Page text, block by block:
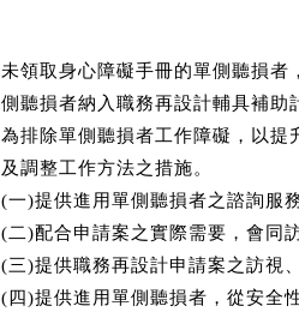
未領取身心障礙手冊的單側聽損
側聽損者納入職務再設計輔具補助
為排除單側聽損者工作障礙，以提
及調整工作方法之措施。
(一)提供進用單側聽損者之諮詢服務
(二)配合申請案之實際需要，會同
(三)提供職務再設計申請案之訪視
(四)提供進用單側聽損者，從安全